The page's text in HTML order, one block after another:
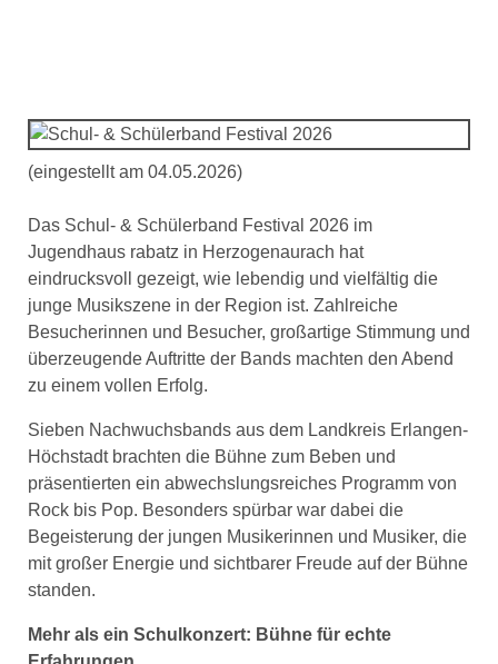
(eingestellt am 04.05.2026)
Das Schul- & Schülerband Festival 2026 im
Jugendhaus rabatz in Herzogenaurach hat
eindrucksvoll gezeigt, wie lebendig und vielfältig die
junge Musikszene in der Region ist. Zahlreiche
Besucherinnen und Besucher, großartige Stimmung und
überzeugende Auftritte der Bands machten den Abend
zu einem vollen Erfolg.
Sieben Nachwuchsbands aus dem Landkreis Erlangen-
Höchstadt brachten die Bühne zum Beben und
präsentierten ein abwechslungsreiches Programm von
Rock bis Pop. Besonders spürbar war dabei die
Begeisterung der jungen Musikerinnen und Musiker, die
mit großer Energie und sichtbarer Freude auf der Bühne
standen.
Mehr als ein Schulkonzert: Bühne für echte